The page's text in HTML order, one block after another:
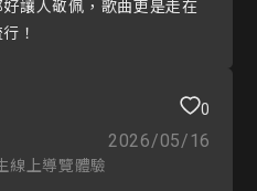
讓人敬佩，歌曲更是走在
！
0
2026/05/16
線上導覽體驗